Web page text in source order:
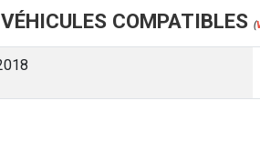
VÉHICULES COMPATIBLES (